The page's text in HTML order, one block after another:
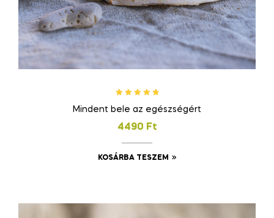
5.00/ 5
Mindent bele az egészségért
4490 Ft
KOSÁRBA TESZEM